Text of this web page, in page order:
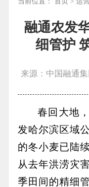
融通农发
细管护
来源：中国融通集
春回大地
发哈尔滨区域
的冬小麦已陆
从去年洪涝灾
季田间的精细